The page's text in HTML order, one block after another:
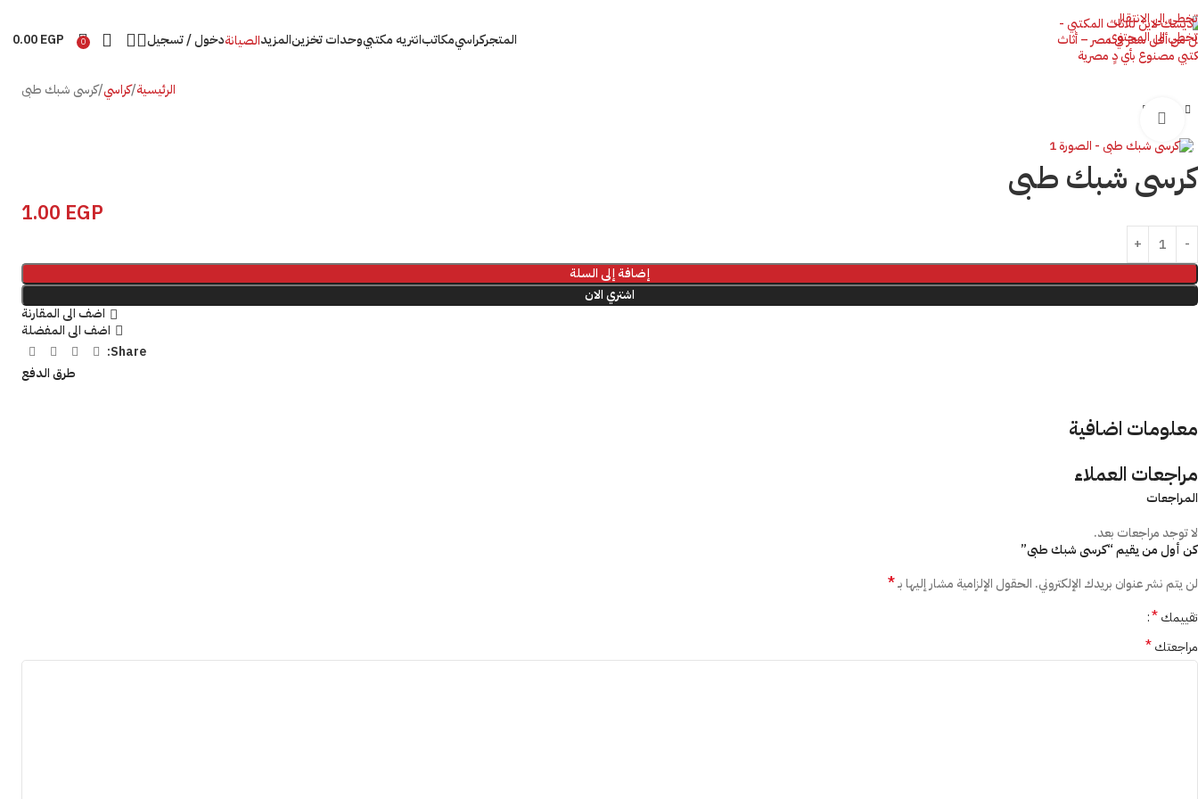
تخطي الى الانتقال
تخطي الى المحتوى
المتجركراسيمكاتبانتريه مكتبيوحدات تخزينالمزيدالصيانةدخول / تسجيل 0
0.00EGP
الرئيسية كراسي كرسى شبك طبى
كرسى شبك طبى
1.00 EGP
إضافة إلى السلة
اشتري الان
اضف الى المقارنة
اضف الى المفضلة
Share:
طرق الدفع
معلومات اضافية
مراجعات العملاء
المراجعات
لا توجد مراجعات بعد.
كن أول من يقيم “كرسى شبك طبى”
لن يتم نشر عنوان بريدك الإلكتروني. الحقول الإلزامية مشار إليها بـ*
تقييمك*
مراجعتك*